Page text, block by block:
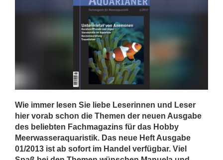
Wie immer lesen Sie liebe Leserinnen und Leser
hier vorab schon die Themen der neuen Ausgabe
des beliebten Fachmagazins für das Hobby
Meerwasseraquaristik. Das neue Heft Ausgabe
01/2013 ist ab sofort im Handel verfügbar. Viel